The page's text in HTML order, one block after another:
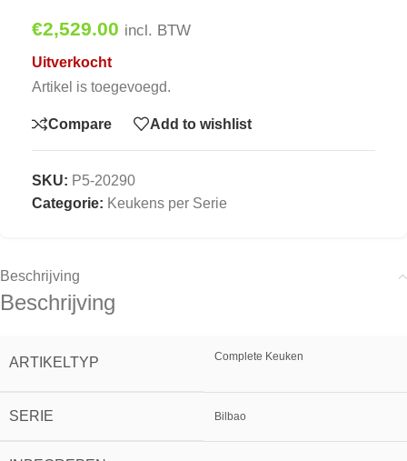
€2,529.00 incl. BTW
Uitverkocht
Artikel is toegevoegd.
Compare Add to wishlist
SKU: P5-20290
Categorie: Keukens per Serie
Beschrijving
Beschrijving
ARTIKELTYP Complete Keuken
SERIE Bilbao